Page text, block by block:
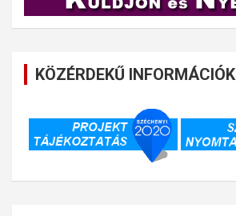
KÖZÉRDEKŰ INFORMÁCIÓK